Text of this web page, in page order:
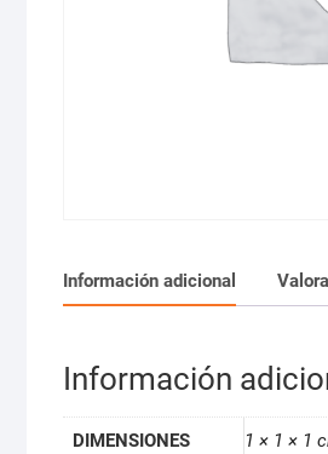
Información adicional
Información
DIMENSIONES 1 × 1 × 1